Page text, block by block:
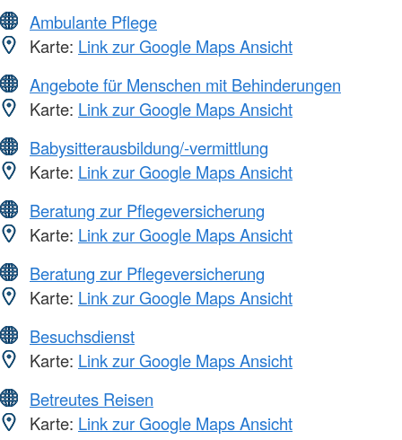
Ambulante Pflege
Karte: Link zur Google Maps Ansicht
Angebote für Menschen mit Behinderungen
Karte: Link zur Google Maps Ansicht
Babysitterausbildung/-vermittlung
Karte: Link zur Google Maps Ansicht
Beratung zur Pflegeversicherung
Karte: Link zur Google Maps Ansicht
Beratung zur Pflegeversicherung
Karte: Link zur Google Maps Ansicht
Besuchsdienst
Karte: Link zur Google Maps Ansicht
Betreutes Reisen
Karte: Link zur Google Maps Ansicht